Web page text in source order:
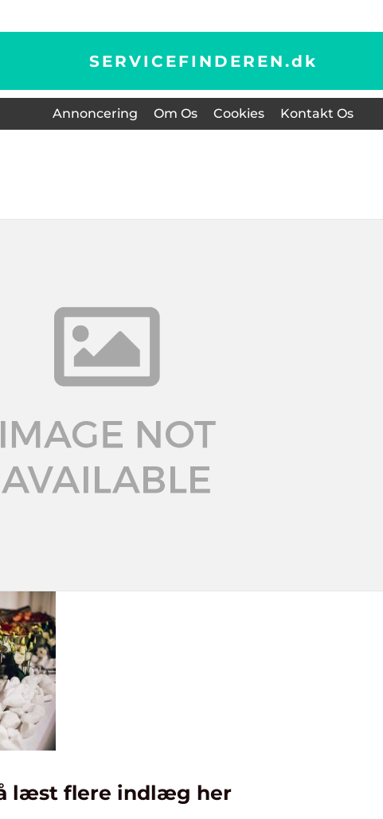
SERVICEFINDEREN.dk
Annoncering Om Os Cookies Kontakt Os
læst flere indlæg her